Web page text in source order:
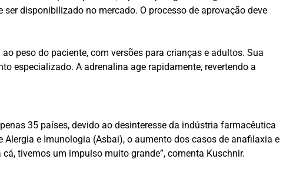
disponibilizado no mercado. O processo de aprovação deve
peso do paciente, com versões para crianças e adultos. Sua
especializado. A adrenalina age rapidamente, revertendo a
35 países, devido ao desinteresse da indústria farmacêutica
e Imunologia (Asbai), o aumento dos casos de anafilaxia e
tivemos um impulso muito grande”, comenta Kuschnir.